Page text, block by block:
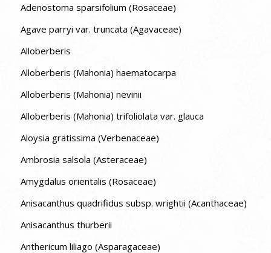
Adenostoma sparsifolium (Rosaceae)
Agave parryi var. truncata (Agavaceae)
Alloberberis
Alloberberis (Mahonia) haematocarpa
Alloberberis (Mahonia) nevinii
Alloberberis (Mahonia) trifoliolata var. glauca
Aloysia gratissima (Verbenaceae)
Ambrosia salsola (Asteraceae)
Amygdalus orientalis (Rosaceae)
Anisacanthus quadrifidus subsp. wrightii (Acanthaceae)
Anisacanthus thurberii
Anthericum liliago (Asparagaceae)